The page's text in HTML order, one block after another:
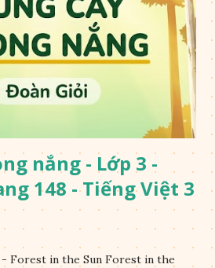
nắng - Lớp 3 -
148 - Tiếng Việt 3
- Forest in the Sun Forest in the